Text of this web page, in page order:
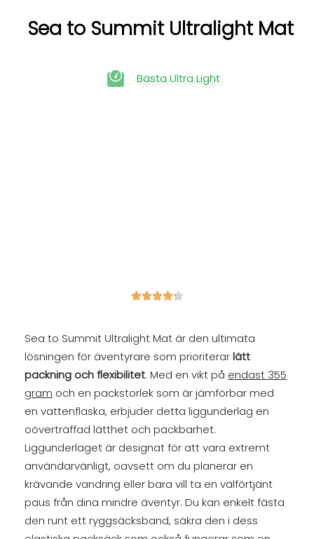
Sea to Summit Ultralight Mat
Bästa Ultra Light

Sea to Summit Ultralight Mat är den ultimata
lösningen för äventyrare som prioriterarlätt
packning och flexibilitet. Med en vikt på endast 355
gram och en packstorlek som är jämförbar med
en vattenflaska, erbjuder detta liggunderlag en
oöverträffad lätthet och packbarhet.
Liggunderlaget är designat för att vara extremt
användarvänligt, oavsett om du planerar en
krävande vandring eller bara vill ta en välförtjänt
paus från dina mindre äventyr. Du kan enkelt fästa
den runt ett ryggsäcksband, säkra den i dess